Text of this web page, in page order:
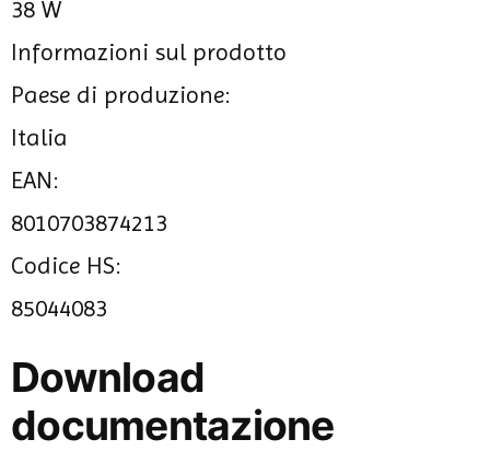
38 W
Informazioni sul prodotto
Paese di produzione:
Italia
EAN:
8010703874213
Codice HS:
85044083
Download
documentazione